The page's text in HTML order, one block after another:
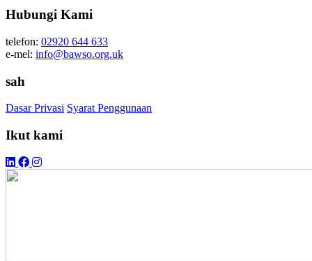
Hubungi Kami
telefon: 02920 644 633
e-mel: info@bawso.org.uk
sah
Dasar Privasi Syarat Penggunaan
Ikut kami